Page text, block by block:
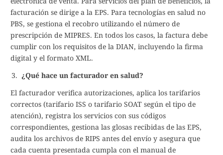
facturación se dirige a la EPS. Para tecnologías en salud no
PBS, se gestiona el recobro utilizando el número de
prescripción de MIPRES. En todos los casos, la factura debe
cumplir con los requisitos de la DIAN, incluyendo la firma
digital y el formato XML.
¿Qué hace un facturador en salud?
El facturador verifica autorizaciones, aplica los tarifarios
correctos (tarifario ISS o tarifario SOAT según el tipo de
atención), registra los servicios con sus códigos
correspondientes, gestiona las glosas recibidas de las EPS,
audita los archivos de RIPS antes del envío y asegura que
cada cuenta presentada cumpla con el manual de